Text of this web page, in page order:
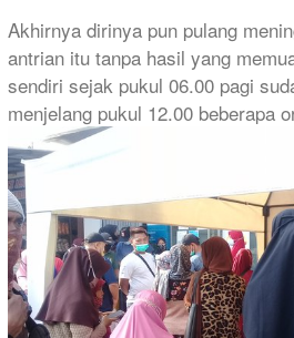
Akhirnya dirinya pun pulang
antrian itu tanpa hasil yang
sendiri sejak pukul 06.00 pagi
menjelang pukul 12.00 beberapa